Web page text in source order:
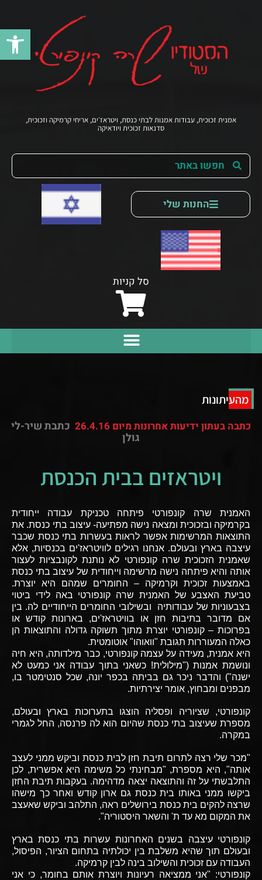
פתח
אמנית זכוכית, עבודות אמנות לבתי כנסת, ויטראז׳ים, אריחי קרמיקה וזכוכית,
סדנאות זכוכית ויודאיקה
החנות שלי
סל קניות
מהעיתונות
כתבה בעתון ידיעות אחרונות מיום 26.4.16 כתבת שיר-לי
גולן
ויטראזים בבית הכנסת
האמנית שרה קונפורטי פיתחה טכניקת עבודה ייחודית
בקרמיקה ובזכוכית ומצאה נישה מפתיעה- עיצוב בתי כנסת. את
התוצאות המרשימות אפשר לראות בעשרות בתי כנסת שכבר
עיצבה בארץ ובעולם. אנחנו רגילים לוויטראז'ים בכנסיות, אלא
שאמנית הזכוכית שרה קונפורטי לא נותנת לקונבציות לעצור
אותה והיא פיתחה נישה מרשימה וייחודית של עיצוב בתי כנסת
באמצעות זכוכית וקרמיקה – החומרים שמהם היא יוצרת.
טביעת האצבע של האמנית שרה קונפורטי באה לידי ביטוי
בצבעוניות של עבודותיה ובשילובי החומרים הייחודיים לה. בין
אם מדובר בתיבות חזן או בוויטראז'ים, בארונות קודש או
בפרוכות – קונפורטי יוצרת מתוך תשוקה גדולה והתוצאות הן
כאלה המעוררות תגובת "וואוהו" אוטומטית.
היא אמנית, מעידה על עצמה קונפורטי, כבר מילדותה, היא חיה
ונושמת אמנות ("מילולית! כשאני בתוך עבודה אני כמעט לא
ישנה") והדבר ניכר גם בביתה בכפר יונה, שכל סנטימטר בו,
מבפנים ומבחוץ, אומר יצירתיות.
קונפורטי, שציוריה ופסליה הוצגו בתערוכות בארץ ובעולם,
מספרת שעיצוב בתי כנסת שהיום הוא לה פרנסה, החל לגמרי
במקרה.
"מכר שלי רצה לתרום תיבת חזן לבית כנסת וביקש ממני לעצב
אותה", היא מספרת, "מבחינתי כל משימה היא אפשרית, לכן
התלבשתי על זה והתוצאה יצאה מדהימה. בעקבות תיבת החזן
ביקשו ממני באותו בית כנסת גם ארון קודש ואחר כך מישהו
שרצה להקים בית כנסת בירושלים ראה, התלהב וביקש שאעצב
את המקום מא עד ת' והשאר היסטוריה".
קונפורטי עיצבה בשנים האחרונות עשרות בתי כנסת בארץ
ובעולם תוך שהיא משלבת בין יכולתיה בתחום הציור, הפיסול,
העבודה עם זכוכית והשילוב בינה לבין קרמיקה.
קונפורטי: "אני ממציאה רעיונות ויוצרת אותם בחומר, כי אני